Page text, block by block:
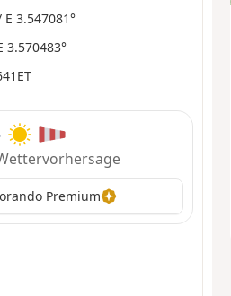
3.547081°
3.570483°
Premium